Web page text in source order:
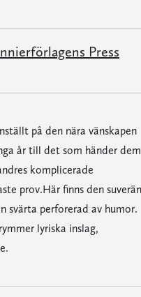
Press
på den nära vänskapen
år till det som händer dem
komplicerade
prov.Här finns den
svärta perforerad av humor.
lyriska inslag,